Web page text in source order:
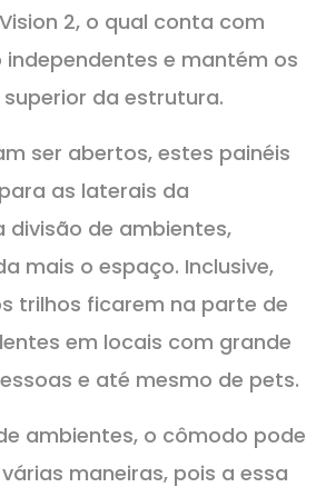
2, o qual conta com
independentes e mantém os
da estrutura.
ser abertos, estes painéis
as laterais da
de ambientes,
mais o espaço. Inclusive,
trilhos ficarem na parte de
em locais com grande
e até mesmo de pets.
ambientes, o cômodo pode
maneiras, pois a essa